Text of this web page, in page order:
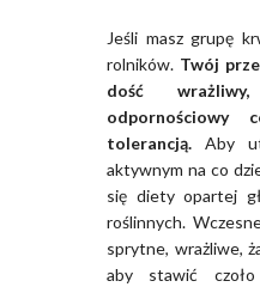
Jeśli masz grupę
rolników. Twój
dość
odpornościowy
tolerancją. Aby
aktywnym na co
się diety opartej
roślinnych.
sprytne, wrażliwe,
aby stawić czoło